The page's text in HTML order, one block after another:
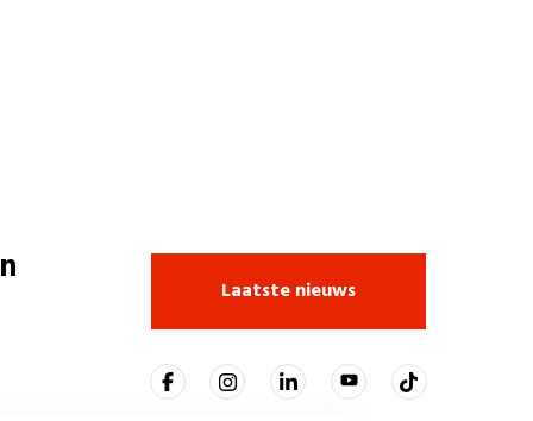
Laatste nieuws